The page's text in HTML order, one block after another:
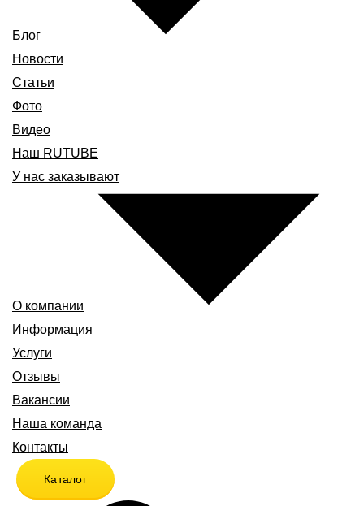
Блог
Новости
Статьи
Фото
Видео
Наш RUTUBE
У нас заказывают
О компании
Информация
Услуги
Отзывы
Вакансии
Наша команда
Контакты
Каталог